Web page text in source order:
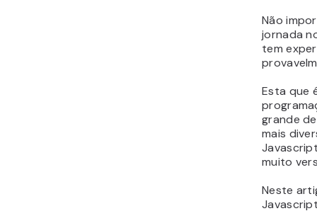
Não
jornada
tem
Esta que
grande
mais
muito
Neste